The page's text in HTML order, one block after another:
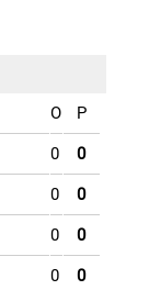
O P
0 0
0 0
0 0
0 0